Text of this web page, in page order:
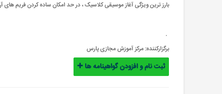
بارز ترین ویژگی آغاز موسیقی کلاسیک ، در حد امکان ساده کردن فریم
.
برگزارکننده: مرکز آموزش مجازی پارس
ثبت نام و افزودن گواهینامه ها